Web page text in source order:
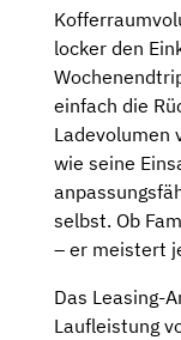
locker den
einfach die
Ladevolumen
wie seine
selbst. Ob
– er meistert
Das Leasing-
Laufleistung